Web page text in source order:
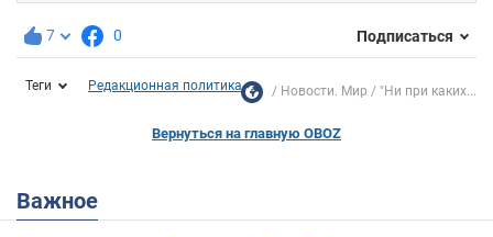
7 0 Подписаться
Теги Редакционная политика Новости. Мир "Ни при каких...
Вернуться на главную OBOZ
Важное